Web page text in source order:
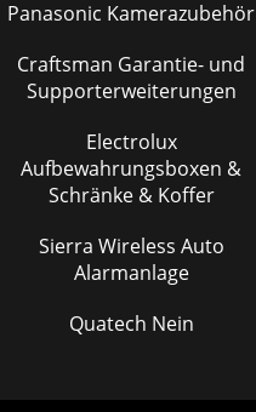
Panasonic Kamerazubehör
Craftsman Garantie- und
Supporterweiterungen
Electrolux
Aufbewahrungsboxen &
Schränke & Koffer
Sierra Wireless Auto
Alarmanlage
Quatech Nein